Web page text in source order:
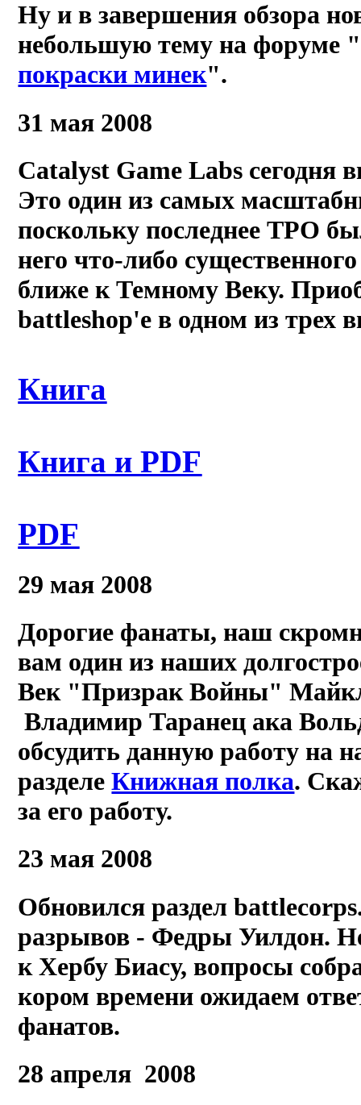
Ну и в завершения обзора
небольшую тему на форуме "
покраски минек".
31 мая 2008
Catalyst Game Labs сегодня
Это один из самых
поскольку последнее ТРО
него что-либо
ближе к Темному Веку.
battleshop'е в одном из трех
Книга
Книга и PDF
PDF
29 мая 2008
Дорогие фанаты, наш
вам один из наших
Век "Призрак Войны"
Владимир Таранец ака
обсудить данную работу на
разделеКнижная полка.
за его работу.
23 мая 2008
Обновился раздел
разрывов - Федры Уилдон.
к Хербу Биасу, вопросы
кором времени ожидаем
фанатов.
28 апреля 2008